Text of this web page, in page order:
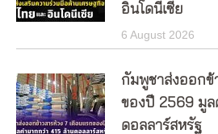
อินโดนีเซีย
6 August 2026
กัมพูชาส่งออกข้
ของปี 2569 มูล
ดอลลาร์สหรัฐ